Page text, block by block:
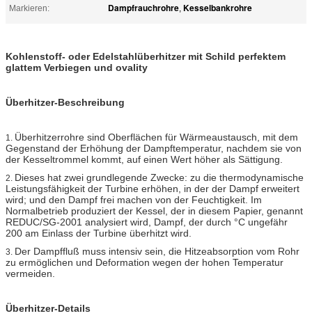
Markieren:
Dampfrauchrohre, Kesselbankrohre
Kohlenstoff- oder Edelstahlüberhitzer mit Schild perfektem
glattem Verbiegen und ovality
Überhitzer-Beschreibung
1. Überhitzerrohre sind Oberflächen für Wärmeaustausch, mit dem
Gegenstand der Erhöhung der Dampftemperatur, nachdem sie von
der Kesseltrommel kommt, auf einen Wert höher als Sättigung.
2. Dieses hat zwei grundlegende Zwecke: zu die thermodynamische
Leistungsfähigkeit der Turbine erhöhen, in der der Dampf erweitert
wird; und den Dampf frei machen von der Feuchtigkeit. Im
Normalbetrieb produziert der Kessel, der in diesem Papier, genannt
REDUC/SG-2001 analysiert wird, Dampf, der durch °C ungefähr
200 am Einlass der Turbine überhitzt wird.
3. Der Dampffluß muss intensiv sein, die Hitzeabsorption vom Rohr
zu ermöglichen und Deformation wegen der hohen Temperatur
vermeiden.
Überhitzer-Details